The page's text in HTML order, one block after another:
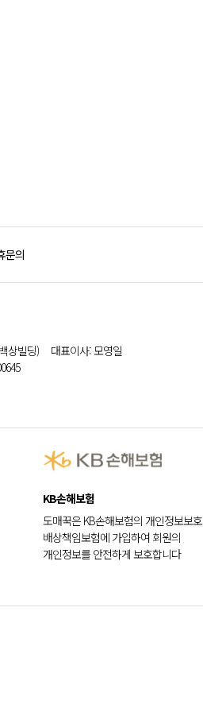
문의
상빌딩) 대표이사: 모영일
KB손해보험
도매꾹은 KB손해보험의 개인정보보호
배상책임보험에 가입하여 회원의
개인정보를 안전하게 보호합니다